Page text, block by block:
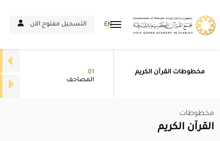
التسجيل مفتوح الآن EN
مخطوطات القرآن الكريم
01
المصاحف
مخطوطات
القرآن الكريم